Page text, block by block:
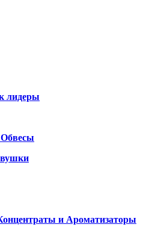
лидеры
и Ароматизаторы